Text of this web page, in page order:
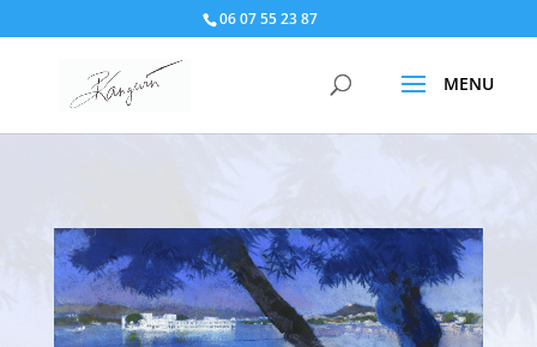
06 07 55 23 87